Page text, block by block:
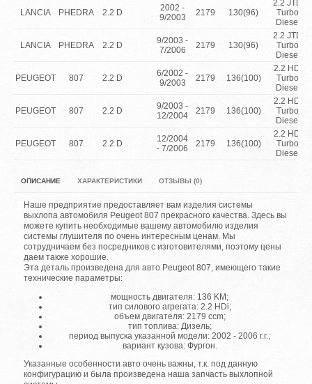
LANCIA PHEDRA 2.2 D
2002 -
9/2003
2179 130(96)
2.2 JTD
Turbo
Diesel
LANCIA PHEDRA 2.2 D
9/2003 -
7/2006
2179 130(96)
2.2 JTD
Turbo
Diesel
PEUGEOT 807 2.2 D
6/2002 -
9/2003
2179 136(100)
2.2 HDi
Turbo
Diesel
PEUGEOT 807 2.2 D
9/2003 -
12/2004
2179 136(100)
2.2 HDi
Turbo
Diesel
PEUGEOT 807 2.2 D
12/2004
- 7/2006
2179 136(100)
2.2 HDi
Turbo
Diesel
ОПИСАНИЕ ХАРАКТЕРИСТИКИ ОТЗЫВЫ (0)
Наше предприятие предоставляет вам изделия системы
выхлопа автомобиля Peugeot 807 прекрасного качества. Здесь вы
можете купить необходимые вашему автомобилю изделия
системы глушителя по очень интересным ценам. Мы
сотрудничаем без посредников с изготовителями, поэтому цены
даем также хорошие.
Эта деталь произведена для авто Peugeot 807, имеющего такие
технические параметры:
мощность двигателя: 136 KM;
тип силового агрегата: 2.2 HDi;
объем двигателя: 2179 ccm;
тип топлива: Дизель;
период выпуска указанной модели: 2002 - 2006 г.г.;
вариант кузова: Фургон.
Указанные особенности авто очень важны, т.к. под данную
конфигурацию и была произведена наша запчасть выхлопной